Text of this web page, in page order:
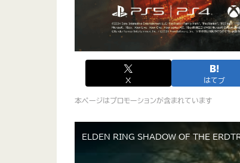
X はてブ
本ページはプロモーションが含まれています
ELDEN RING SHADOW OF THE